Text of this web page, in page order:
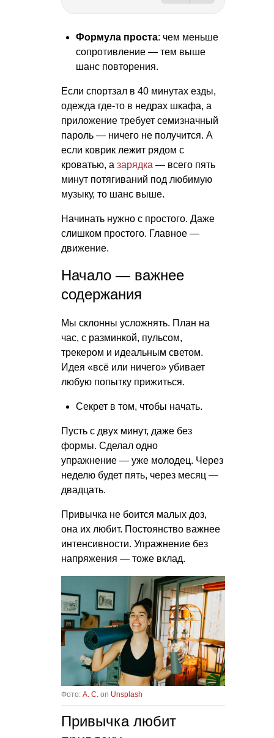
Формула проста: чем меньше
сопротивление — тем выше
шанс повторения.
Если спортзал в 40 минутах езды,
одежда где-то в недрах шкафа, а
приложение требует семизначный
пароль — ничего не получится. А
если коврик лежит рядом с
кроватью, а зарядка — всего пять
минут потягиваний под любимую
музыку, то шанс выше.
Начинать нужно с простого. Даже
слишком простого. Главное —
движение.
Начало — важнее
содержания
Мы склонны усложнять. План на
час, с разминкой, пульсом,
трекером и идеальным светом.
Идея «всё или ничего» убивает
любую попытку прижиться.
Секрет в том, чтобы начать.
Пусть с двух минут, даже без
формы. Сделал одно
упражнение — уже молодец. Через
неделю будет пять, через месяц —
двадцать.
Привычка не боится малых доз,
она их любит. Постоянство важнее
интенсивности. Упражнение без
напряжения — тоже вклад.
Фото: A. C. on Unsplash
Привычка любит